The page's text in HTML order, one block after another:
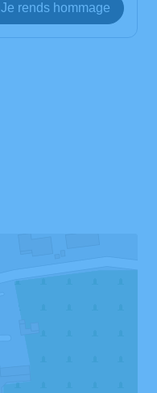
Je rends hommage